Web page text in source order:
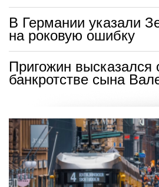
В Германии указали
на роковую ошибку
Пригожин высказался
банкротстве сына